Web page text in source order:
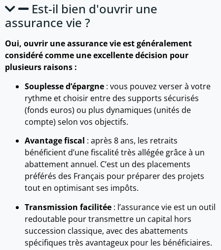
Est-il bien d'ouvrir une
assurance vie ?
Oui, ouvrir une assurance vie est généralement
considéré comme une excellente décision pour
plusieurs raisons :
Souplesse d’épargne : vous pouvez verser à votre
rythme et choisir entre des supports sécurisés
(fonds euros) ou plus dynamiques (unités de
compte) selon vos objectifs.
Avantage fiscal : après 8 ans, les retraits
bénéficient d’une fiscalité très allégée grâce à un
abattement annuel. C’est un des placements
préférés des Français pour préparer des projets
tout en optimisant ses impôts.
Transmission facilitée : l’assurance vie est un outil
redoutable pour transmettre un capital hors
succession classique, avec des abattements
spécifiques très avantageux pour les bénéficiaires.